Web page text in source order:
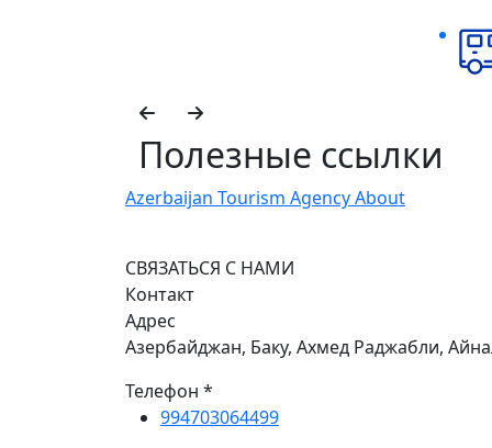
Полезные ссылки
Azerbaijan Tourism Agency About
СВЯЗАТЬСЯ С НАМИ
Контакт
Адрес
Азербайджан, Баку, Ахмед Раджабли,
Телефон *
994703064499